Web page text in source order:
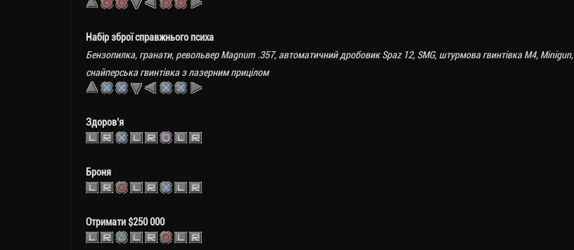
Набір зброї справжнього психа
Бензопилка, гранати, револьвер Magnum .357, автоматичний дробовик Spaz 12, SMG, штурмова гвинтівка M4, Minigun,
снайперська гвинтівка з лазерним прицілом
Здоров’я
Броня
Отримати $250 000